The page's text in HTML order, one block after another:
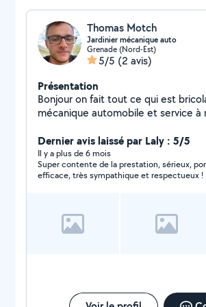
Thomas Motch
Jardinier mécanique auto
Grenade (Nord-Est)
5/5 (2 avis)
Présentation
Bonjour on fait tout ce qui est
mécanique automobile et service à
Dernier avis laissé par Laly : 5/5
Il y a plus de 6 mois
Super contente de la prestation, sérieux,
efficace, très sympathique et respectueux !